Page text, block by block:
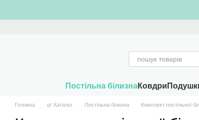
Постільна білизнаКовдри
Головна 🌿 Каталог Постільна білизна Комплект постільної